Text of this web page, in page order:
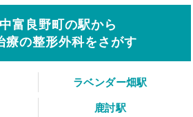
富良野町の駅から
療の整形外科をさがす
ラベンダー畑駅
鹿討駅